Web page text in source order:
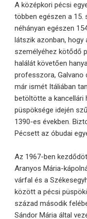
A középkori pécsi
többen egészen a 15.
néhányan egészen
látszik azonban,
személyéhez kötődő
halálát követően
professzora, Galvano
már ismét Itáliában
betöltötte a kancellári
püspöksége idején
1390-es években.
Pécsett az óbudai
Az 1967-ben
Aranyos Mária-
várfal és a
között a pécsi
század második
Sándor Mária által